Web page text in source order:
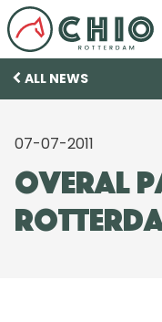
ALL NEWS
07-07-2011
Overal